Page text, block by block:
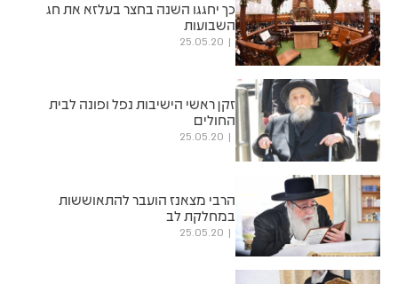
כך יחגגו השנה בחצר בעלזא את חג
השבועות
25.05.20
זקן ראשי הישיבות נפל ופונה לבית
החולים
25.05.20
הרבי מצאנז הועבר להתאוששות
במחלקת לב
25.05.20